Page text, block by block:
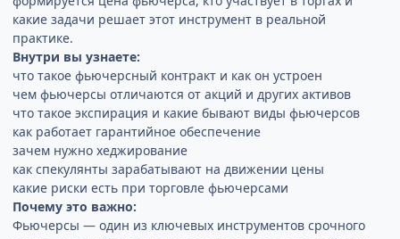
какие задачи решает этот инструмент в реальной
практике.
Внутри вы узнаете:
что такое фьючерсный контракт и как он устроен
чем фьючерсы отличаются от акций и других активов
что такое экспирация и какие бывают виды фьючерсов
как работает гарантийное обеспечение
зачем нужно хеджирование
как спекулянты зарабатывают на движении цены
какие риски есть при торговле фьючерсами
Почему это важно:
Фьючерсы — один из ключевых инструментов срочного